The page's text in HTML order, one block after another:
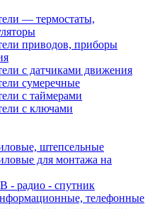
— термостаты,
приводов, приборы
с датчиками движения
сумеречные
с таймерами
с ключами
штепсельные
для монтажа на
- радио - спутник
телефонные